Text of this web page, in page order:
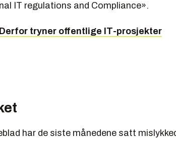
IT regulations and Compliance».
Derfor tryner offentlige IT-prosjekter
har de siste månedene satt